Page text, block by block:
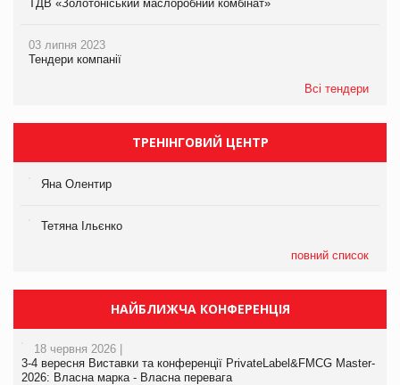
ТДВ «Золотоніський маслоробний комбінат»
03 липня 2023
Тендери компанії
Всі тендери
ТРЕНІНГОВИЙ ЦЕНТР
Яна Олентир
Тетяна Ільєнко
повний список
НАЙБЛИЖЧА КОНФЕРЕНЦІЯ
18 червня 2026 |
3-4 вересня Виставки та конференції PrivateLabel&FMCG Master-
2026: Власна марка - Власна перевага